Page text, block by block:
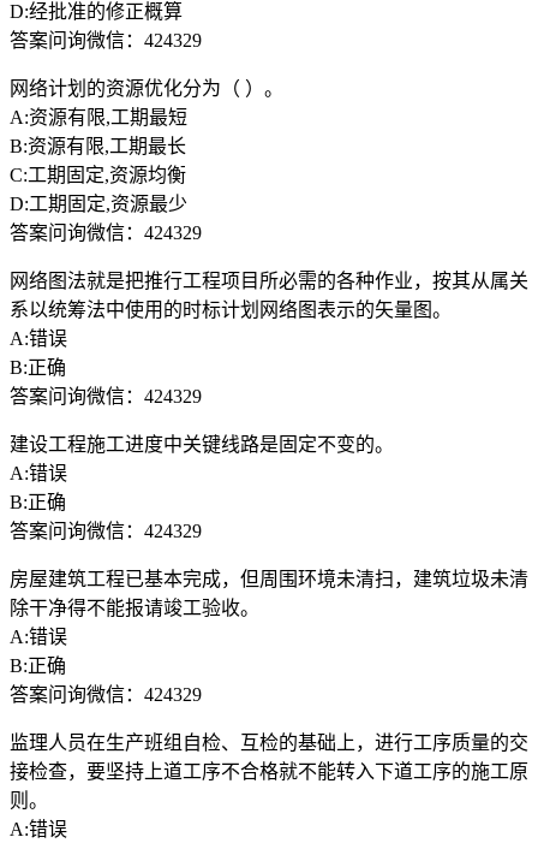
D:经批准的修正概算
答案问询微信：424329
网络计划的资源优化分为（ ）。
A:资源有限,工期最短
B:资源有限,工期最长
C:工期固定,资源均衡
D:工期固定,资源最少
答案问询微信：424329
网络图法就是把推行工程项目所必需的各种作业，按其从属关
系以统筹法中使用的时标计划网络图表示的矢量图。
A:错误
B:正确
答案问询微信：424329
建设工程施工进度中关键线路是固定不变的。
A:错误
B:正确
答案问询微信：424329
房屋建筑工程已基本完成，但周围环境未清扫，建筑垃圾未清
除干净得不能报请竣工验收。
A:错误
B:正确
答案问询微信：424329
监理人员在生产班组自检、互检的基础上，进行工序质量的交
接检查，要坚持上道工序不合格就不能转入下道工序的施工原
则。
A:错误